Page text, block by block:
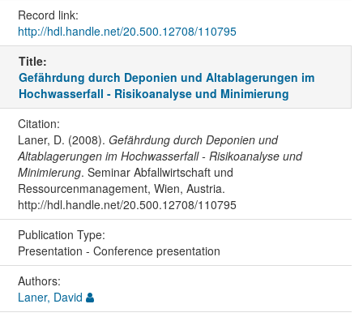
Record link:
http://hdl.handle.net/20.500.12708/110795
Title:
Gefährdung durch Deponien und Altablagerungen im
Hochwasserfall - Risikoanalyse und Minimierung
Citation:
Laner, D. (2008). Gefährdung durch Deponien und
Altablagerungen im Hochwasserfall - Risikoanalyse und
Minimierung. Seminar Abfallwirtschaft und
Ressourcenmanagement, Wien, Austria.
http://hdl.handle.net/20.500.12708/110795
Publication Type:
Presentation - Conference presentation
Authors:
Laner, David